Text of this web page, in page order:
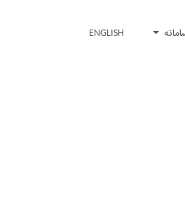
ENGLISH